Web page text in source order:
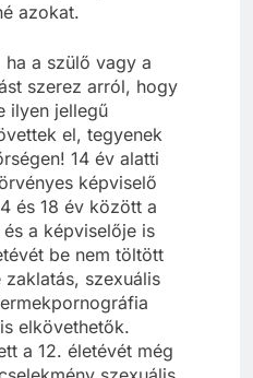
azokat.
ha a szülő vagy a
szerez arról, hogy
ilyen jellegű
el, tegyenek
14 év alatti
képviselő
és 18 év között a
a képviselője is
be nem töltött
zaklatás, szexuális
elkövethetők.
a 12. életévét még